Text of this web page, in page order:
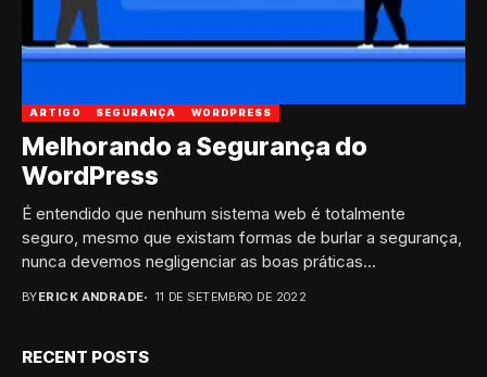
ARTIGO SEGURANÇA WORDPRESS
Melhorando a Segurança do
WordPress
É entendido que nenhum sistema web é totalmente
seguro, mesmo que existam formas de burlar a segurança,
nunca devemos negligenciar as boas práticas...
BYERICK ANDRADE 11 DE SETEMBRO DE 2022
RECENT POSTS